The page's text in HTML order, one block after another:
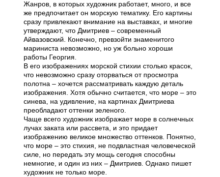
Жанров, в которых художник работает, много, и все
же предпочитает он морскую тематику. Его картины
сразу привлекают внимание на выставках, и многие
утверждают, что Дмитриев – современный
Айвазовский. Конечно, превзойти знаменитого
мариниста невозможно, но уж больно хороши
работы Георгия.
В его изображениях морской стихии столько красок,
что невозможно сразу оторваться от просмотра
полотна – хочется рассматривать каждую деталь
изображения. Хотя обычно считается, что море – это
синева, на удивление, на картинах Дмитриева
преобладают оттенки зеленого.
Чаще всего художник изображает море в солнечных
лучах заката или рассвета, и это придает
изображению великое множество оттенков. Понятно,
что море – это стихия, не подвластная человеческой
силе, но передать эту мощь сегодня способны
немногие, и один из них – Дмитриев. Однако пишет
художник не только море.